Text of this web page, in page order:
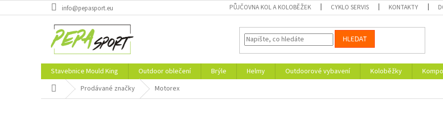
na
info@pepasport.eu PŮJČOVNA KOL A KOLOBĚŽEK CYKLO SERVIS KONTAKTY
HLEDAT
Stavebnice Mould King Outdoor oblečení Brýle Helmy Outdoorové vybavení Koloběžky
Domů Prodávané značky Motorex